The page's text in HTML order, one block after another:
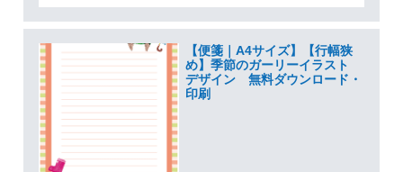
【便箋｜A4サイズ】【行幅狭
め】季節のガーリーイラスト
デザイン 無料ダウンロード・
印刷